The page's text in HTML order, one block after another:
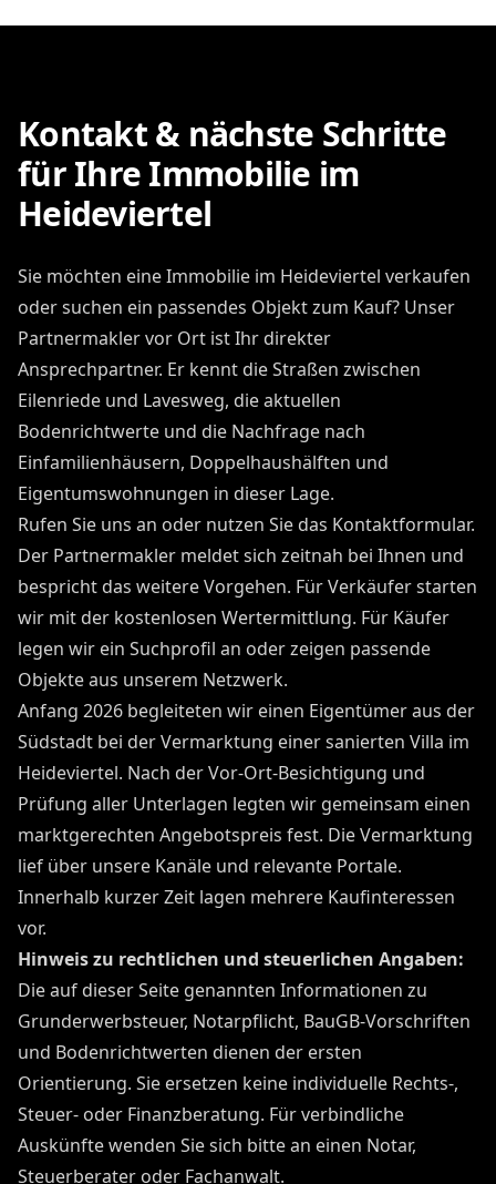
Kontakt & nächste Schritte
für Ihre Immobilie im
Heideviertel
Sie möchten eine Immobilie im Heideviertel verkaufen
oder suchen ein passendes Objekt zum Kauf? Unser
Partnermakler vor Ort ist Ihr direkter
Ansprechpartner. Er kennt die Straßen zwischen
Eilenriede und Lavesweg, die aktuellen
Bodenrichtwerte und die Nachfrage nach
Einfamilienhäusern, Doppelhaushälften und
Eigentumswohnungen in dieser Lage.
Rufen Sie uns an oder nutzen Sie das Kontaktformular.
Der Partnermakler meldet sich zeitnah bei Ihnen und
bespricht das weitere Vorgehen. Für Verkäufer starten
wir mit der kostenlosen Wertermittlung. Für Käufer
legen wir ein Suchprofil an oder zeigen passende
Objekte aus unserem Netzwerk.
Anfang 2026 begleiteten wir einen Eigentümer aus der
Südstadt bei der Vermarktung einer sanierten Villa im
Heideviertel. Nach der Vor-Ort-Besichtigung und
Prüfung aller Unterlagen legten wir gemeinsam einen
marktgerechten Angebotspreis fest. Die Vermarktung
lief über unsere Kanäle und relevante Portale.
Innerhalb kurzer Zeit lagen mehrere Kaufinteressen
vor.
Hinweis zu rechtlichen und steuerlichen Angaben:
Die auf dieser Seite genannten Informationen zu
Grunderwerbsteuer, Notarpflicht, BauGB-Vorschriften
und Bodenrichtwerten dienen der ersten
Orientierung. Sie ersetzen keine individuelle Rechts-,
Steuer- oder Finanzberatung. Für verbindliche
Auskünfte wenden Sie sich bitte an einen Notar,
Steuerberater oder Fachanwalt.